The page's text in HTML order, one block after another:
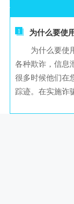
1 为什么要使
为什么要使用
各种欺诈，信息
很多时候他们在
踪迹。在实施诈